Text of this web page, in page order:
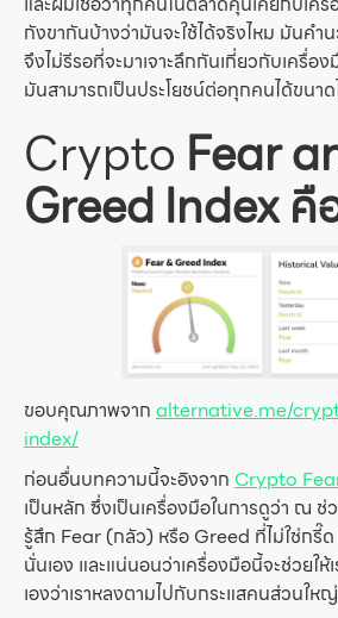
กังขากันบ้างว่ามันจะใช้ได้จริงไหม มันค
จึงไม่รีรอที่จะมาเจาะลึกกันเกี่ยวกับเครื่อ
มันสามารถเป็นประโยชน์ต่อทุกคนได้ขนาด
Crypto Fear
Greed Index คื
ขอบคุณภาพจาก alternative.me/
index/
ก่อนอื่นบทความนี้จะอิงจาก Crypto
เป็นหลัก ซึ่งเป็นเครื่องมือในการดูว่า ณ ช่
รู้สึก Fear (กลัว) หรือ Greed ที่ไม่ใช่กรี๊
นั่นเอง และแน่นอนว่าเครื่องมือนี้จะช่วยใ
เองว่าเราหลงตามไปกับกระแสคนส่วนใ